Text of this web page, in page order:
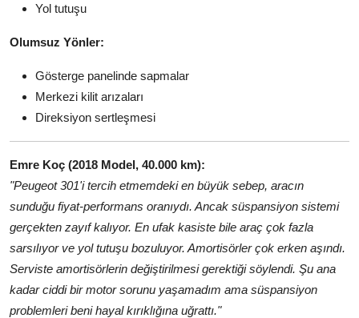
Yol tutuşu
Olumsuz Yönler:
Gösterge panelinde sapmalar
Merkezi kilit arızaları
Direksiyon sertleşmesi
Emre Koç (2018 Model, 40.000 km):
"Peugeot 301'i tercih etmemdeki en büyük sebep, aracın
sunduğu fiyat-performans oranıydı. Ancak süspansiyon sistemi
gerçekten zayıf kalıyor. En ufak kasiste bile araç çok fazla
sarsılıyor ve yol tutuşu bozuluyor. Amortisörler çok erken aşındı.
Serviste amortisörlerin değiştirilmesi gerektiği söylendi. Şu ana
kadar ciddi bir motor sorunu yaşamadım ama süspansiyon
problemleri beni hayal kırıklığına uğrattı."